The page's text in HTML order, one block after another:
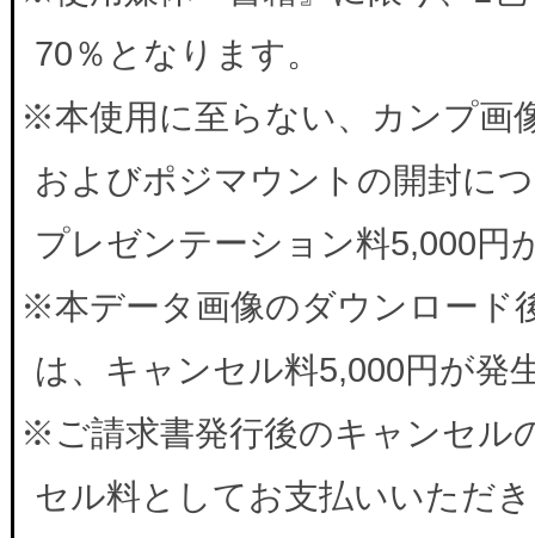
70％となります。
※本使用に至らない、カンプ画
およびポジマウントの開封に
プレゼンテーション料5,000円
※本データ画像のダウンロード
は、キャンセル料5,000円が発
※ご請求書発行後のキャンセル
セル料としてお支払いいただ